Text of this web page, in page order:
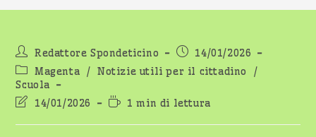
Autore
dell'articolo:
Redattore Spondeticino
Articolo
pubblicato:
14/01/2026
Categoria
dell'articolo:
Magenta / Notizie utili per il cittadino
/
Scuola
Ultima
dell'articolo:
14/01/2026
Tempo
lettura:
1 min di lettura